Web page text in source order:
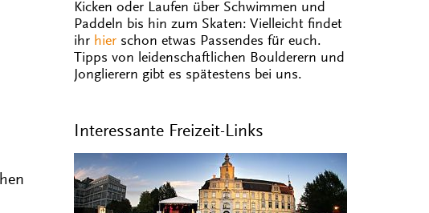
Kicken oder Laufen über Schwimmen und
Paddeln bis hin zum Skaten: Vielleicht findet
ihr hier schon etwas Passendes für euch.
Tipps von leidenschaftlichen Boulderern und
Jonglierern gibt es spätestens bei uns.
Interessante Freizeit-Links